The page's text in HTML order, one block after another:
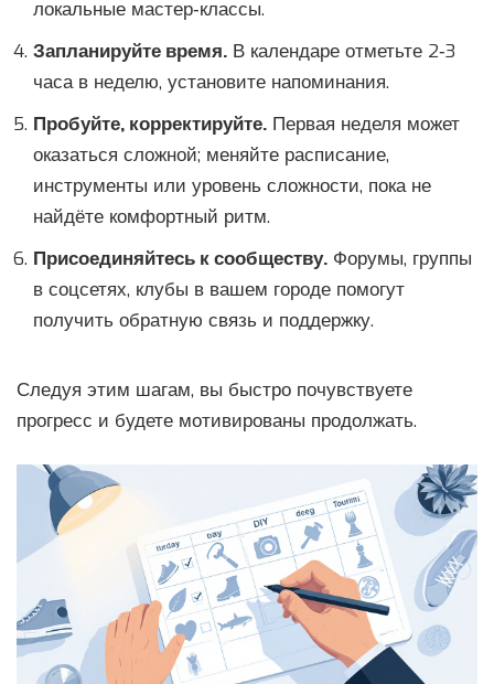
локальные мастер‑классы.
Запланируйте время. В календаре отметьте 2‑3
часа в неделю, установите напоминания.
Пробуйте, корректируйте. Первая неделя может
оказаться сложной; меняйте расписание,
инструменты или уровень сложности, пока не
найдёте комфортный ритм.
Присоединяйтесь к сообществу. Форумы, группы
в соцсетях, клубы в вашем городе помогут
получить обратную связь и поддержку.
Следуя этим шагам, вы быстро почувствуете
прогресс и будете мотивированы продолжать.